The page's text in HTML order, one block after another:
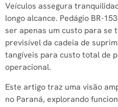
Veículos assegura
longo alcance. Pedágio BR-
ser apenas um custo para se
previsível da cadeia de
tangíveis para custo total de
operacional.
Este artigo traz uma visão
no Paraná, explorando